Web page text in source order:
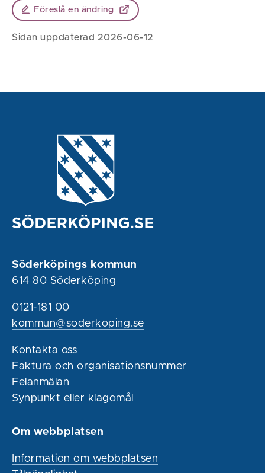
Föreslå en ändring
Sidan uppdaterad 2026-06-12
Söderköpings kommun
614 80 Söderköping
0121-181 00
kommun@soderkoping.se
Kontakta oss
Faktura och organisationsnummer
Felanmälan
Synpunkt eller klagomål
Om webbplatsen
Information om webbplatsen